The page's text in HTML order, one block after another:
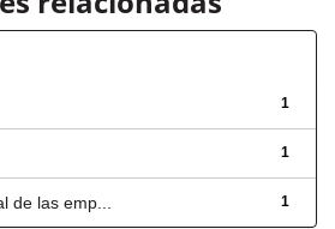
1
1
1
de las emp...